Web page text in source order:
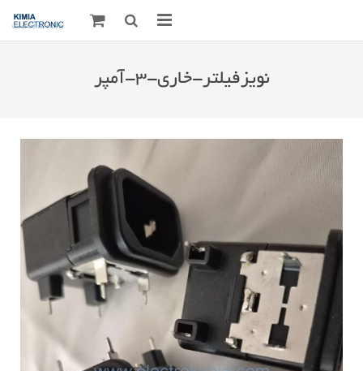
ارتباط با ما
نویزفیلتر-خاری-۳-آمپر